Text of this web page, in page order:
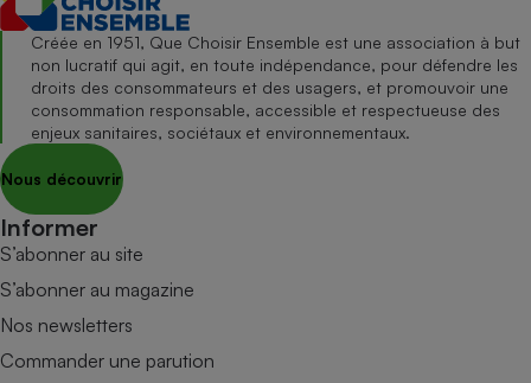
Créée en 1951, Que Choisir Ensemble est une association à but
non lucratif qui agit, en toute indépendance, pour défendre les
droits des consommateurs et des usagers, et promouvoir une
consommation responsable, accessible et respectueuse des
enjeux sanitaires, sociétaux et environnementaux.
Nous découvrir
Informer
S’abonner au site
S’abonner au magazine
Nos newsletters
Commander une parution